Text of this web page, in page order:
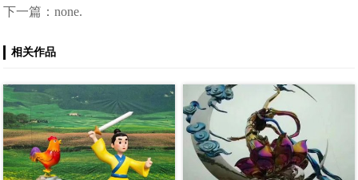
下一篇：none.
相关作品